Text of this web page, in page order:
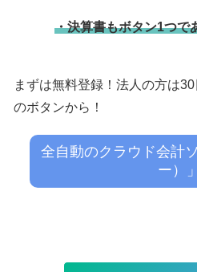
・決算書もボタン1つで
まずは無料登録！法人の方は
のボタンから！
全自動のクラウド会計
ー）」